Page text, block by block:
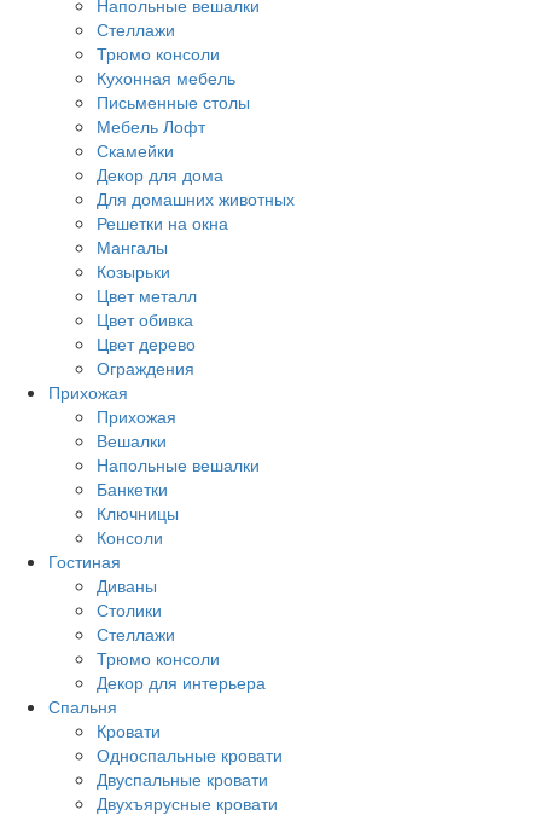
Напольные вешалки
Стеллажи
Трюмо консоли
Кухонная мебель
Письменные столы
Мебель Лофт
Скамейки
Декор для дома
Для домашних животных
Решетки на окна
Мангалы
Козырьки
Цвет металл
Цвет обивка
Цвет дерево
Ограждения
Прихожая
Прихожая
Вешалки
Напольные вешалки
Банкетки
Ключницы
Консоли
Гостиная
Диваны
Столики
Стеллажи
Трюмо консоли
Декор для интерьера
Спальня
Кровати
Односпальные кровати
Двуспальные кровати
Двухъярусные кровати